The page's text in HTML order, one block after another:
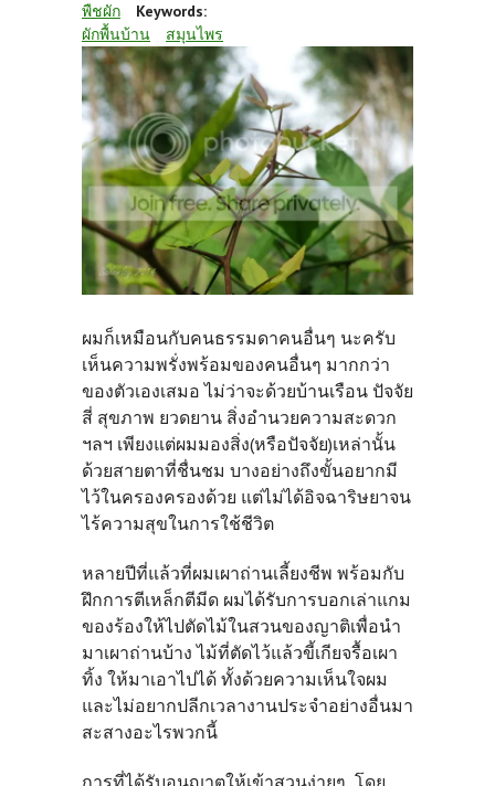
พืชผัก
Keywords:
ผักพื้นบ้าน
สมุนไพร
ผมก็เหมือนกับคนธรรมดาคนอื่นๆ นะครับ
เห็นความพรั่งพร้อมของคนอื่นๆ มากกว่า
ของตัวเองเสมอ ไม่ว่าจะด้วยบ้านเรือน ปัจจัย
สี่ สุขภาพ ยวดยาน สิ่งอำนวยความสะดวก
ฯลฯ เพียงแต่ผมมองสิ่ง(หรือปัจจัย)เหล่านั้น
ด้วยสายตาที่ชื่นชม บางอย่างถึงขั้นอยากมี
ไว้ในครองครองด้วย แต่ไม่ได้อิจฉาริษยาจน
ไร้ความสุขในการใช้ชีวิต
หลายปีที่แล้วที่ผมเผาถ่านเลี้ยงชีพ พร้อมกับ
ฝึกการตีเหล็กตีมีด ผมได้รับการบอกเล่าแกม
ของร้องให้ไปตัดไม้ในสวนของญาติเพื่อนำ
มาเผาถ่านบ้าง ไม้ที่ตัดไว้แล้วขี้เกียจรื้อเผา
ทิ้ง ให้มาเอาไปได้ ทั้งด้วยความเห็นใจผม
และไม่อยากปลีกเวลางานประจำอย่างอื่นมา
สะสางอะไรพวกนี้